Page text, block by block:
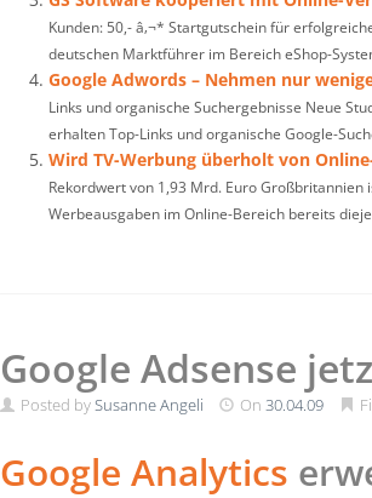
Kunden: 50,- â‚¬* Startgutschein für
deutschen Marktführer im Bereich eShop-
Google Adwords – Nehmen nur
Links und organische Suchergebnisse Neue
erhalten Top-Links und organische Google-
Wird TV-Werbung überholt von
Rekordwert von 1,93 Mrd. Euro
Werbeausgaben im Online-Bereich bereits
Google Adsense
Posted bySusanne Angeli On 30.04.09
Google Analytics